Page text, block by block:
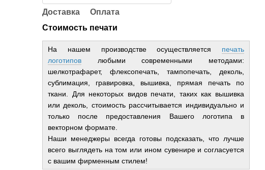
Доставка
Оплата
Стоимость печати
На нашем производстве осуществляется печать
логотипов любыми современными методами:
шелкотрафарет, флексопечать, тампопечать, деколь,
сублимация, гравировка, вышивка, прямая печать по
ткани. Для некоторых видов печати, таких как вышивка
или деколь, стоимость рассчитывается индивидуально и
только после предоставления Вашего логотипа в
векторном формате.
Наши менеджеры всегда готовы подсказать, что лучше
всего выглядеть на том или ином сувенире и согласуется
с вашим фирменным стилем!